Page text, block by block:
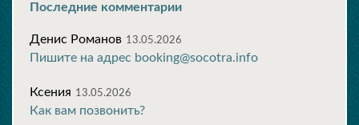
Последние комментарии
Денис Романов 13.05.2026
Пишите на адрес booking@socotra.info
Ксения 13.05.2026
Как вам позвонить?